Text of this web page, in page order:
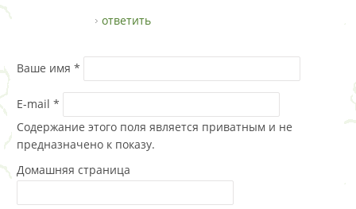
ответить
Ваше имя *
E-mail *
Содержание этого поля является приватным и не
предназначено к показу.
Домашняя страница